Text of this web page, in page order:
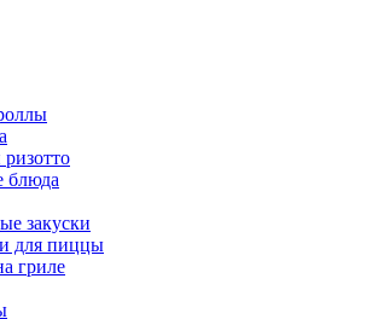
блюда
закуски
для пиццы
гриле